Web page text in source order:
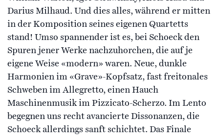
Darius Milhaud. Und dies alles, während er mitten
in der Komposition seines eigenen Quartetts
stand! Umso spannender ist es, bei Schoeck den
Spuren jener Werke nachzuhorchen, die auf je
eigene Weise «modern» waren. Neue, dunkle
Harmonien im «Grave»-Kopfsatz, fast freitonales
Schweben im Allegretto, einen Hauch
Maschinenmusik im Pizzicato-Scherzo. Im Lento
begegnen uns recht avancierte Dissonanzen, die
Schoeck allerdings sanft schichtet. Das Finale